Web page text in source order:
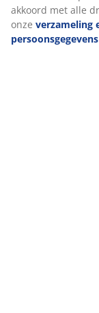
akkoord met alle
onze verzameling
persoonsgegevens